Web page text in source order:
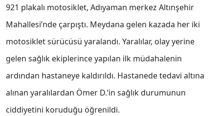
921 plakalı motosiklet, Adıyaman merkez Altınşehir
Mahallesi’nde çarpıştı. Meydana gelen kazada her iki
motosiklet sürücüsü yaralandı. Yaralılar, olay yerine
gelen sağlık ekiplerince yapılan ilk müdahalenin
ardından hastaneye kaldırıldı. Hastanede tedavi altına
alınan yaralılardan Ömer D.’in sağlık durumunun
ciddiyetini koruduğu öğrenildi.